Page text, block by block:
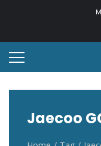
Portal berita otomotif
Jaecoo